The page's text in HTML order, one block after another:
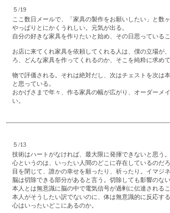
５/19
ここ数日メールで、「家具の製作をお願いしたい」と数
やっぱりとにかくうれしい。元気が出る。
自分の好きな家具を作りたいと始め、その日思っている
お店に来てくれ家具を依頼してくれる人は、僕の立場が
ろ、どんな家具を作ってくれるのか、そこを純粋に求めて
物で評価される。それは絶対だし、次はチェストを次は
と思っている。
おかげさまで年々、作る家具の幅が広がり、オーダーメ
い。
５/13
技術はハートがなければ、最大限に発揮できないと思う。
心というのは、いったい人間のどこに存在しているのだろ
目を閉じて、誰かの幸せを願ったり、祈ったり。イマジ
脳は切除できる部分があると言う。切除しても影響のな
本人とは無意識に脳の中で電気信号が過剰に伝達されるこ
本人がそうしたい訳でないのに、体は無意識的に反応する
心はいったいどこにあるのか。